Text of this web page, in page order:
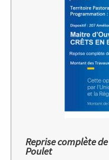
Reprise complète
Poulet